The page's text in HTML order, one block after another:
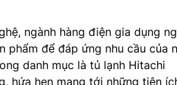
ngành hàng điện gia dụng
phẩm để đáp ứng nhu cầu của
danh mục là tủ lạnh Hitachi
hứa hẹn mang tới những tiện